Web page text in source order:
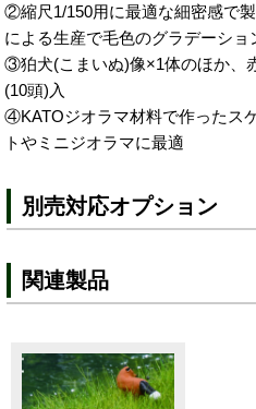
②縮尺1/150用に最適な細密感で
による生産で毛色のグラデーシ
③狛犬(こまいぬ)像×1体のほか、
(10頭)入
④KATOジオラマ材料で作ったス
トやミニジオラマに最適
別売対応オプション
関連製品